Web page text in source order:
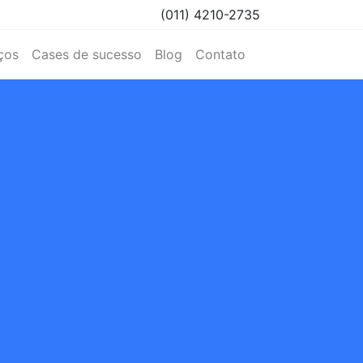
(011) 4210-2735
Cases de sucesso Blog Contato